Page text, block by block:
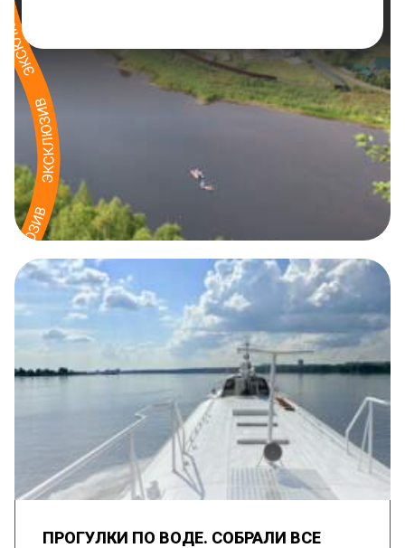
ПРОГУЛКИ ПО ВОДЕ. СОБРАЛИ ВСЕ